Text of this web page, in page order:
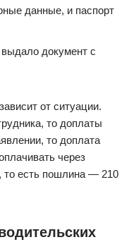
данные, и паспорт
документ с
от ситуации.
то доплаты
то доплата
через
то есть пошлина — 210